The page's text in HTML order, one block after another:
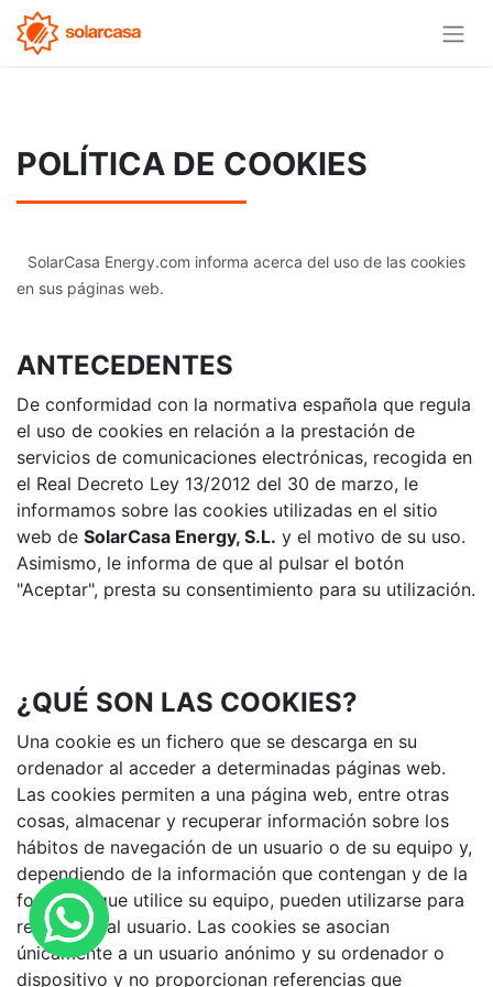
POLÍTICA DE COOKIES
SolarCasa Energy.com informa acerca del uso de las cookies
en sus páginas web.
ANTECEDENTES
De conformidad con la normativa española que regula
el uso de cookies en relación a la prestación de
servicios de comunicaciones electrónicas, recogida en
el Real Decreto Ley 13/2012 del 30 de marzo, le
informamos sobre las cookies utilizadas en el sitio
web de SolarCasa Energy, S.L. y el motivo de su uso.
Asimismo, le informa de que al pulsar el botón
"Aceptar", presta su consentimiento para su utilización.
¿QUÉ SON LAS COOKIES?
Una cookie es un fichero que se descarga en su
ordenador al acceder a determinadas páginas web.
Las cookies permiten a una página web, entre otras
cosas, almacenar y recuperar información sobre los
hábitos de navegación de un usuario o de su equipo y,
dependiendo de la información que contengan y de la
forma en que utilice su equipo, pueden utilizarse para
reconocer al usuario. Las cookies se asocian
únicamente a un usuario anónimo y su ordenador o
dispositivo y no proporcionan referencias que